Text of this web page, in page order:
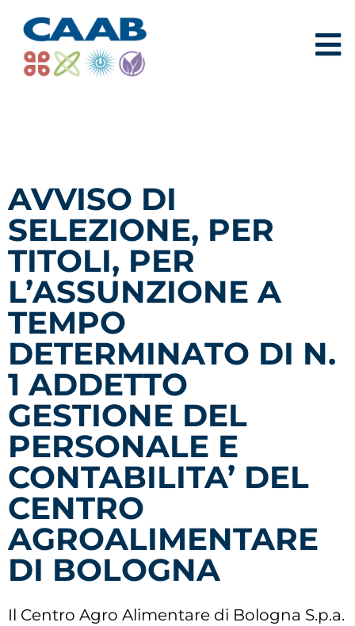
AVVISO DI
SELEZIONE, PER
TITOLI, PER
L’ASSUNZIONE A
TEMPO
DETERMINATO DI N.
1 ADDETTO
GESTIONE DEL
PERSONALE E
CONTABILITA’ DEL
CENTRO
AGROALIMENTARE
DI BOLOGNA
Il Centro Agro Alimentare di Bologna S.p.a.